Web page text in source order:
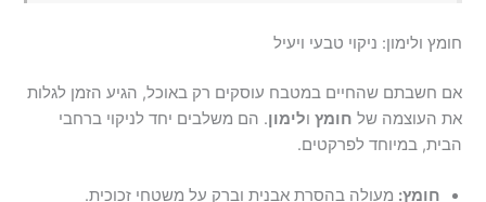
חומץ ולימון: ניקוי טבעי ויעיל
אם חשבתם שהחיים במטבח עוסקים רק באוכל, הגיע הזמן לגלות
את העוצמה של חומץ ולימון. הם משלבים יחד לניקוי ברחבי
הבית, במיוחד לפרקטים.
חומץ: מעולה בהסרת אבנית וברק על משטחי זכוכית.